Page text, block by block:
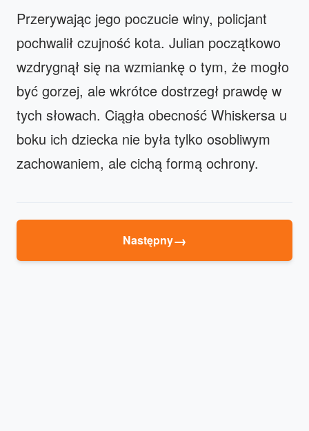
Przerywając jego poczucie winy, policjant
pochwalił czujność kota. Julian początkowo
wzdrygnął się na wzmiankę o tym, że mogło
być gorzej, ale wkrótce dostrzegł prawdę w
tych słowach. Ciągła obecność Whiskersa u
boku ich dziecka nie była tylko osobliwym
zachowaniem, ale cichą formą ochrony.
Następny→